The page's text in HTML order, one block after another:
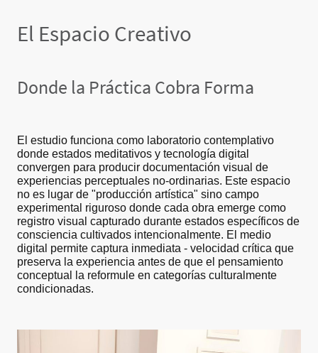
El Espacio Creativo
Donde la Práctica Cobra Forma
El estudio funciona como laboratorio contemplativo
donde estados meditativos y tecnología digital
convergen para producir documentación visual de
experiencias perceptuales no-ordinarias. Este espacio
no es lugar de "producción artística" sino campo
experimental riguroso donde cada obra emerge como
registro visual capturado durante estados específicos de
consciencia cultivados intencionalmente. El medio
digital permite captura inmediata - velocidad crítica que
preserva la experiencia antes de que el pensamiento
conceptual la reformule en categorías culturalmente
condicionadas.